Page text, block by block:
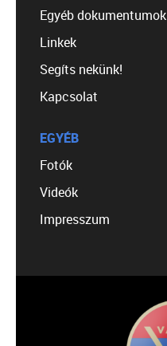
Egyéb dokumentumok
Linkek
Segíts nekünk!
Kapcsolat
EGYÉB
Fotók
Videók
Impresszum